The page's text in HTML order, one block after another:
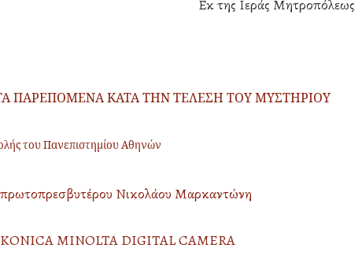
Εκ της Ιεράς Μητροπόλεως
ΠΑΡΕΠΟΜΕΝΑ ΚΑΤΑ ΤΗΝ ΤΕΛΕΣΗ ΤΟΥ ΜΥΣΤΗΡΙΟΥ
του Πανεπιστημίου Αθηνών
Νικολάου Μαρκαντώνη